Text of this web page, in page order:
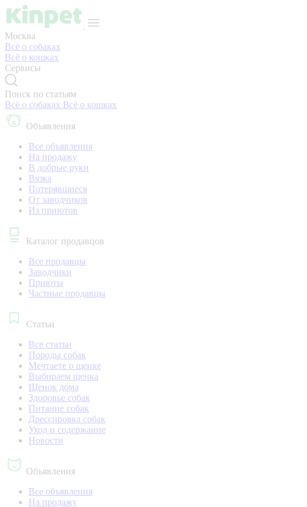
Москва
Всё о собаках
Всё о кошках
Сервисы
Поиск по статьям
Всё о собаках Всё о кошках
Объявления
Все объявления
На продажу
В добрые руки
Вязка
Потерявшиеся
От заводчиков
Из приютов
Каталог продавцов
Все продавцы
Заводчики
Приюты
Частные продавцы
Статьи
Все статьи
Породы собак
Мечтаете о щенке
Выбираем щенка
Щенок дома
Здоровье собак
Питание собак
Дрессировка собак
Уход и содержание
Новости
Объявления
Все объявления
На продажу